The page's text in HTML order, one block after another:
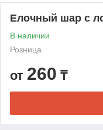
Елочный шар с
В наличии
Розница
от 260 ₸